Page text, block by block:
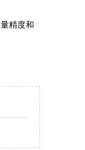
精度和